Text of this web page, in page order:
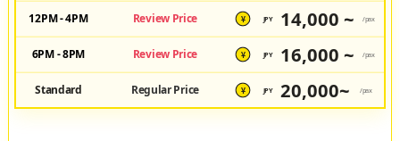
12PM - 4PM Review Price ¥ JPY 14,000 ~ /pax
6PM - 8PM Review Price ¥ JPY 16,000 ~ /pax
Standard Regular Price ¥ JPY 20,000~ /pax